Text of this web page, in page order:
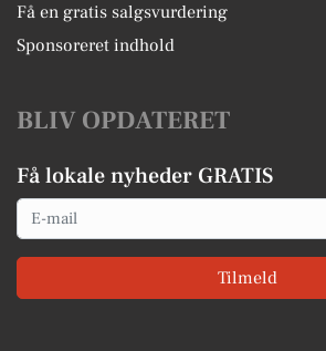
Få en gratis salgsvurdering
Sponsoreret indhold
BLIV OPDATERET
Få lokale nyheder GRATIS
Email
Tilmeld